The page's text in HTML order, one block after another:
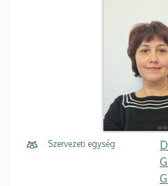
Szervezeti egység